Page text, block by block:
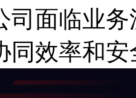
面临业务
同效率和安